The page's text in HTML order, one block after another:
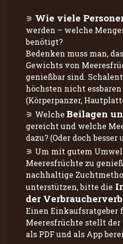
Wie viele
werden – welche
benötigt?
Bedenken muss man,
Gewichts von
genießbar sind.
höchsten nicht
(Körperpanzer,
Welche Beilagen
gereicht und welche
dazu? (Oder doch
Um mit gutem
Meeresfrüchte zu
nachhaltige
unterstützen, bitte die
der
Einen Einkaufsratgeber
Meeresfrüchte stellt der
als PDF und als App